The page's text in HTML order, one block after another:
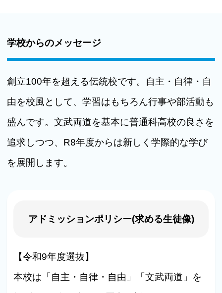
学校からのメッセージ
創立100年を超える伝統校です。自主・自律・自
由を校風として、学習はもちろん行事や部活動も
盛んです。文武両道を基本に普通科高校の良さを
追求しつつ、R8年度からは新しく学際的な学び
を展開します。
アドミッションポリシー(求める生徒像)
【令和9年度選抜】
本校は「自主・自律・自由」「文武両道」を